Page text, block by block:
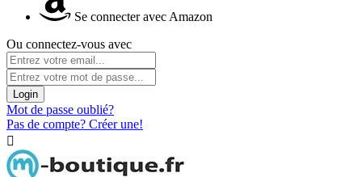
Se connecter avec Amazon
Ou connectez-vous avec
Login
Mot de passe oublié?
Pas de compte? Créer une!
